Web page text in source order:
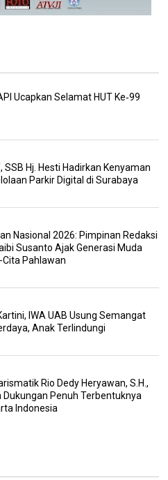
Ucapkan Selamat HUT Ke‑99
SSB Hj. Hesti Hadirkan Kenyaman
Parkir Digital di Surabaya
Nasional 2026: Pimpinan Redaksi
Susanto Ajak Generasi Muda
Pahlawan
IWA UAB Usung Semangat
Anak Terlindungi
Rio Dedy Heryawan, S.H.,
Dukungan Penuh Terbentuknya
Indonesia